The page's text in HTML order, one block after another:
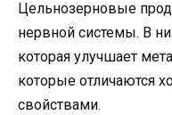
Цельнозерновые
нервной системы. В
которая улучшает
которые отличаются
свойствами.